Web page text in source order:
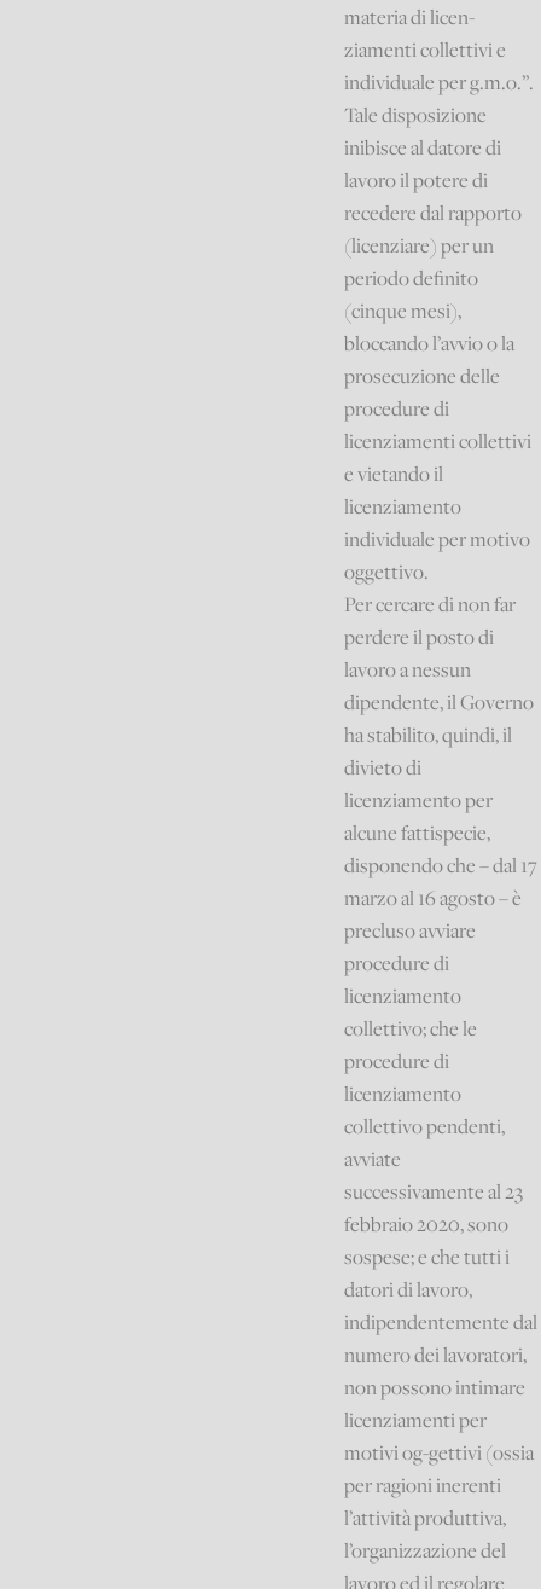
materia di licen-
ziamenti collettivi e
individuale per g.m.o.”.
Tale disposizione
inibisce al datore di
lavoro il potere di
recedere dal rapporto
(licenziare) per un
periodo definito
(cinque mesi),
bloccando l’avvio o la
prosecuzione delle
procedure di
licenziamenti collettivi
e vietando il
licenziamento
individuale per motivo
oggettivo.
Per cercare di non far
perdere il posto di
lavoro a nessun
dipendente, il Governo
ha stabilito, quindi, il
divieto di
licenziamento per
alcune fattispecie,
disponendo che – dal 17
marzo al 16 agosto – è
precluso avviare
procedure di
licenziamento
collettivo; che le
procedure di
licenziamento
collettivo pendenti,
avviate
successivamente al 23
febbraio 2020, sono
sospese; e che tutti i
datori di lavoro,
indipendentemente dal
numero dei lavoratori,
non possono intimare
licenziamenti per
motivi og-gettivi (ossia
per ragioni inerenti
l’attività produttiva,
l’organizzazione del
lavoro ed il regolare